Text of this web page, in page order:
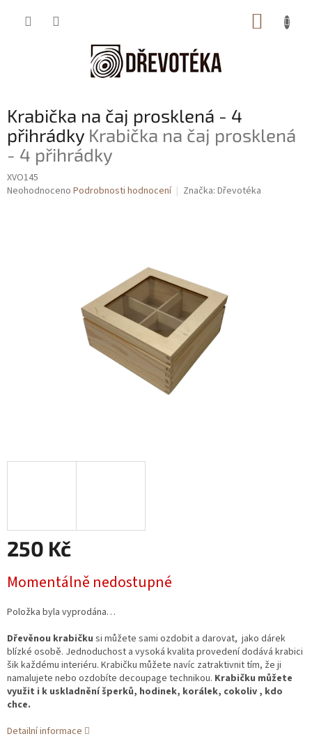
Krabička na čaj prosklená - 4
přihrádky Krabička na čaj prosklená
- 4 přihrádky
XVO145
Průměrné
Neohodnoceno Podrobnosti hodnocení Značka: Dřevotéka
250 Kč
cena:
Momentálně nedostupné
Položka byla vyprodána…
Dřevěnou krabičku si můžete sami ozdobit a darovat, jako dárek
blízké osobě. Jednoduchost a vysoká kvalita provedení dodává krabici
šik každému interiéru. Krabičku můžete navíc zatraktivnit tím, že ji
namalujete nebo ozdobíte decoupage technikou. Krabičku můžete
využit i k uskladnění šperků, hodinek, korálek, cokoliv , kdo
chce.
Detailní informace